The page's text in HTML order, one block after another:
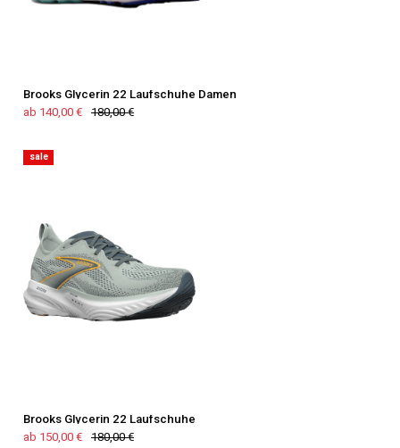
Brooks Glycerin 22 Laufschuhe Damen
ab 140,00 €
180,00 €
sale
Brooks Glycerin 22 Laufschuhe
ab 150,00 €
180,00 €